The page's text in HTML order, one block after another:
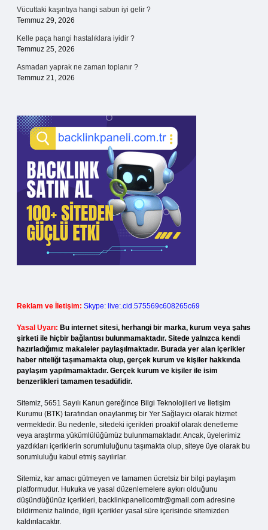
Vücuttaki kaşıntıya hangi sabun iyi gelir ?
Temmuz 29, 2026
Kelle paça hangi hastalıklara iyidir ?
Temmuz 25, 2026
Asmadan yaprak ne zaman toplanır ?
Temmuz 21, 2026
Reklam ve İletişim: Skype: live:.cid.575569c608265c69
Yasal Uyarı: Bu internet sitesi, herhangi bir marka, kurum veya şahıs
şirketi ile hiçbir bağlantısı bulunmamaktadır. Sitede yalnızca kendi
hazırladığımız makaleler paylaşılmaktadır. Burada yer alan içerikler
haber niteliği taşımamakta olup, gerçek kurum ve kişiler hakkında
paylaşım yapılmamaktadır. Gerçek kurum ve kişiler ile isim
benzerlikleri tamamen tesadüfidir.
Sitemiz, 5651 Sayılı Kanun gereğince Bilgi Teknolojileri ve İletişim
Kurumu (BTK) tarafından onaylanmış bir Yer Sağlayıcı olarak hizmet
vermektedir. Bu nedenle, sitedeki içerikleri proaktif olarak denetleme
veya araştırma yükümlülüğümüz bulunmamaktadır. Ancak, üyelerimiz
yazdıkları içeriklerin sorumluluğunu taşımakta olup, siteye üye olarak bu
sorumluluğu kabul etmiş sayılırlar.
Sitemiz, kar amacı gütmeyen ve tamamen ücretsiz bir bilgi paylaşım
platformudur. Hukuka ve yasal düzenlemelere aykırı olduğunu
düşündüğünüz içerikleri, backlinkpanelicomtr@gmail.com adresine
bildirmeniz halinde, ilgili içerikler yasal süre içerisinde sitemizden
kaldırılacaktır.